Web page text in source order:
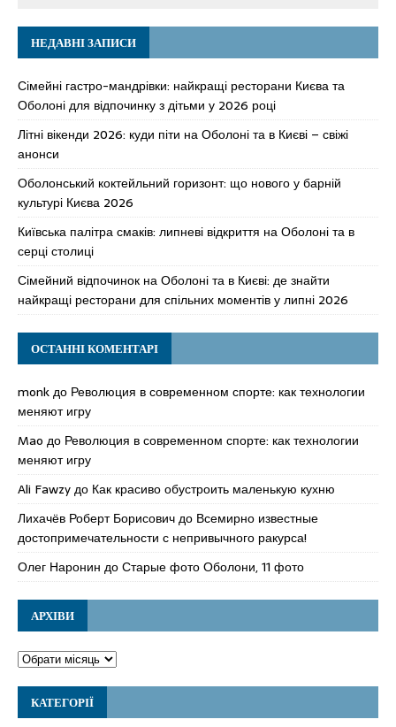
НЕДАВНІ ЗАПИСИ
Сімейні гастро-мандрівки: найкращі ресторани Києва та
Оболоні для відпочинку з дітьми у 2026 році
Літні вікенди 2026: куди піти на Оболоні та в Києві – свіжі
анонси
Оболонський коктейльний горизонт: що нового у барній
культурі Києва 2026
Київська палітра смаків: липневі відкриття на Оболоні та в
серці столиці
Сімейний відпочинок на Оболоні та в Києві: де знайти
найкращі ресторани для спільних моментів у липні 2026
ОСТАННІ КОМЕНТАРІ
monkдо Революция в современном спорте: как технологии
меняют игру
Mao до Революция в современном спорте: как технологии
меняют игру
Ali Fawzyдо Как красиво обустроить маленькую кухню
Лихачёв Роберт Борисовичдо Всемирно известные
достопримечательности с непривычного ракурса!
Олег Наронин доСтарые фото Оболони, 11 фото
АРХІВИ
КАТЕГОРІЇ